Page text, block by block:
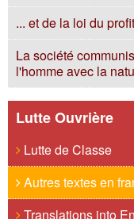
... et de la loi du profit
La société
l'homme avec la
Lutte Ouvrière
Lutte de Classe
Autres textes en
Translations into